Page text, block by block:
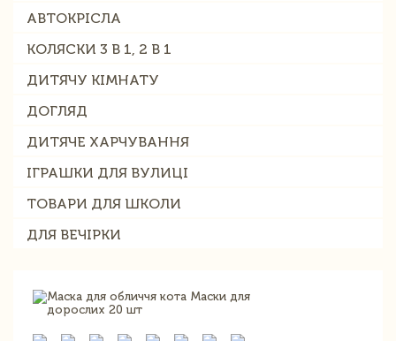
АВТОКРІСЛА
КОЛЯСКИ 3 В 1, 2 В 1
ДИТЯЧУ КІМНАТУ
ДОГЛЯД
ДИТЯЧЕ ХАРЧУВАННЯ
ІГРАШКИ ДЛЯ ВУЛИЦІ
ТОВАРИ ДЛЯ ШКОЛИ
ДЛЯ ВЕЧІРКИ